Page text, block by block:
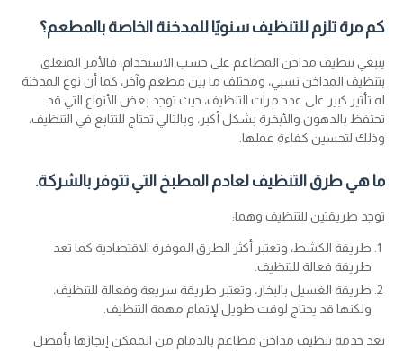
كم مرة تلزم للتنظيف سنويًا للمدخنة الخاصة بالمطعم؟
ينبغي تنظيف مداخن المطاعم على حسب الاستخدام، فالأمر المتعلق
بتنظيف المداخن نسبي، ومختلف ما بين مطعم وآخر، كما أن نوع المدخنة
له تأثير كبير على عدد مرات التنظيف، حيث توجد بعض الأنواع التي قد
تحتفظ بالدهون والأبخرة بشكل أكبر، وبالتالي تحتاج للتتابع في التنظيف،
وذلك لتحسين كفاءة عملها.
ما هي طرق التنظيف لعادم المطبخ التي تتوفر بالشركة.
توجد طريقتين للتنظيف وهما:
طريقة الكشط، وتعتبر أكثر الطرق الموفرة الاقتصادية كما تعد
طريقة فعالة للتنظيف.
طريقة الغسيل بالبخار، وتعتبر طريقة سريعة وفعالة للتنظيف،
ولكنها قد يحتاج لوقت طويل لإتمام مهمة التنظيف.
تعد خدمة تنظيف مداخن مطاعم بالدمام من الممكن إنجازها بأفضل